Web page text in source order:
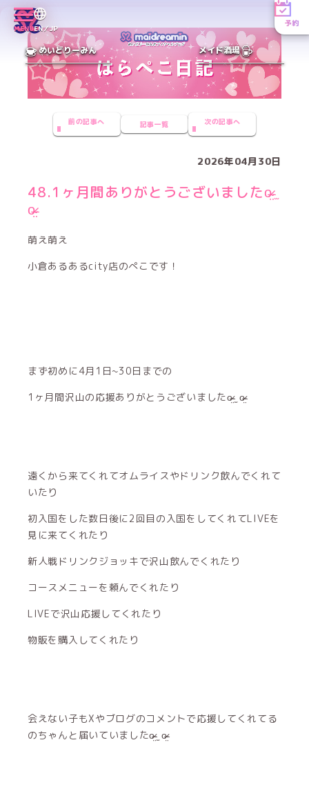
MENUEN／JP
予約
めいどりーみん メイド酒場
前の記事へ 記事一覧 次の記事へ
2026年04月30日
48.1ヶ月間ありがとうございましたo̴̶̷̤ ̫
o̴̶̷̤
萌え萌え
小倉あるあるcity店のぺこです！
まず初めに4月1日~30日までの
1ヶ月間沢山の応援ありがとうございましたo̴̶̷̤ ̫ o̴̶̷̤
遠くから来てくれてオムライスやドリンク飲んでくれて
いたり
初入国をした数日後に2回目の入国をしてくれてLIVEを
見に来てくれたり
新人戦ドリンクジョッキで沢山飲んでくれたり
コースメニューを頼んでくれたり
LIVEで沢山応援してくれたり
物販を購入してくれたり
会えない子もXやブログのコメントで応援してくれてる
のちゃんと届いていましたo̴̶̷̤ ̫ o̴̶̷̤